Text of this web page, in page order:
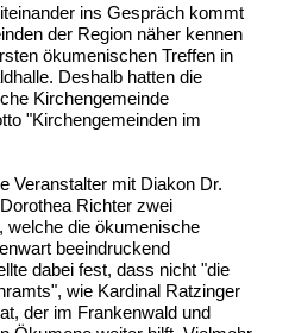
ins Gespräch kommt
der Region näher kennen
ökumenischen Treffen in
Deshalb hatten die
Kirchengemeinde
"Kirchengemeinden im
Veranstalter mit Diakon Dr.
Richter zwei
welche die ökumenische
beeindruckend
dabei fest, dass nicht "die
wie Kardinal Ratzinger
der im Frankenwald und